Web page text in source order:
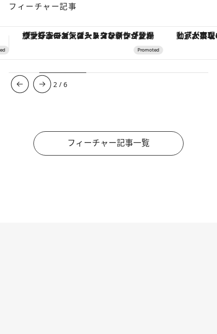
フィーチャー記事
「大事なのは地域の意識を変えること」。ロレックス賞受賞の自然保護活動家が実現させたナイジェリアの自然環境の復活
3 /6
フィーチャー記事一覧